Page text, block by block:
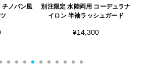
ーデュラナ
ガード
限定 イージーカーゴ 裾リブパン
ツ
¥20,790